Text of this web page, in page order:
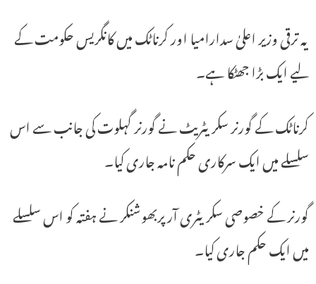
یہ ترقی وزیر اعلیٰ سدارامیا اور کرناٹک میں کانگریس حکومت کے
لیے ایک بڑا جھٹکا ہے۔
کرناٹک کے گورنر سکریٹریٹ نے گورنر گہلوت کی جانب سے اس
سلسلے میں ایک سرکاری حکم نامہ جاری کیا۔
گورنر کے خصوصی سکریٹری آر پربھوشنکر نے ہفتہ کو اس سلسلے
میں ایک حکم جاری کیا۔